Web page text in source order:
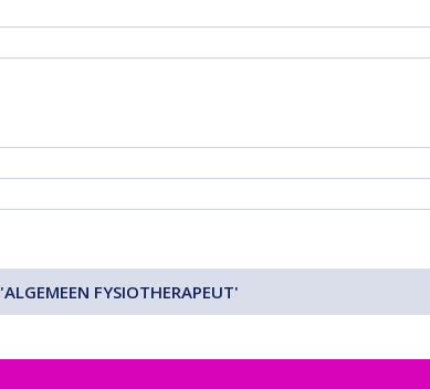
'ALGEMEEN FYSIOTHERAPEUT'